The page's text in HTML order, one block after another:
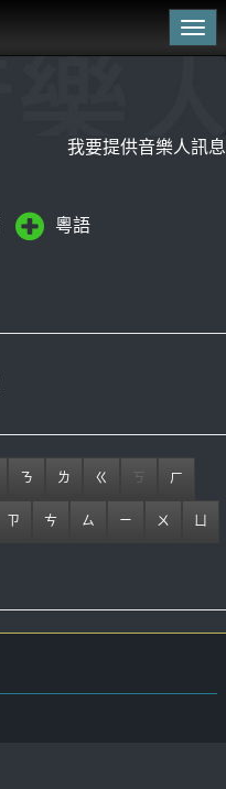
我要提供音樂人訊息
粵語
ㄋ ㄌ ㄍ ㄎ ㄏ
ㄗ ㄘ ㄙ ㄧ ㄨ ㄩ